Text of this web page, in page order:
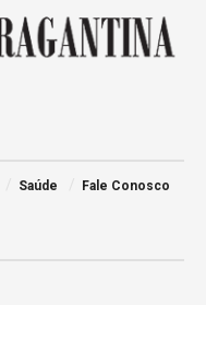
Saúde Fale Conosco